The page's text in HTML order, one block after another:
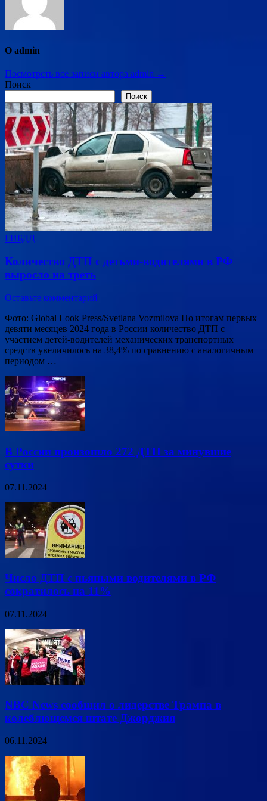
О admin
Посмотреть все записи автора admin →
Поиск
Поиск
ГИБДД
Количество ДТП с детьми-водителями в РФ
выросло на треть
Оставьте комментарий
Фото: Global Look Press/Svetlana Vozmilova По итогам первых
девяти месяцев 2024 года в России количество ДТП с
участием детей-водителей механических транспортных
средств увеличилось на 38,4% по сравнению с аналогичным
периодом …
В России произошло 272 ДТП за минувшие
сутки
07.11.2024
Число ДТП с пьяными водителями в РФ
сократилось на 11%
07.11.2024
NBC News сообщил о лидерстве Трампа в
колеблющемся штате Джорджия
06.11.2024